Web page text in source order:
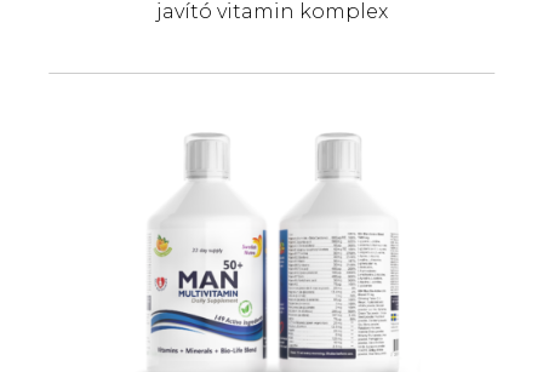
javító vitamin komplex